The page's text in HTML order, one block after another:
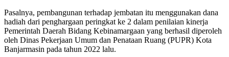
Pasalnya, pembangunan terhadap jembatan itu menggunakan dana
hadiah dari penghargaan peringkat ke 2 dalam penilaian kinerja
Pemerintah Daerah Bidang Kebinamargaan yang berhasil diperoleh
oleh Dinas Pekerjaan Umum dan Penataan Ruang (PUPR) Kota
Banjarmasin pada tahun 2022 lalu.